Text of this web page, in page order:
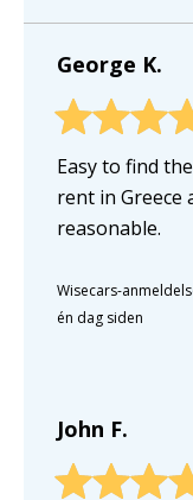
George K.
Easy to find
rent in Greece
reasonable.
Wisecars-
én dag siden
John F.